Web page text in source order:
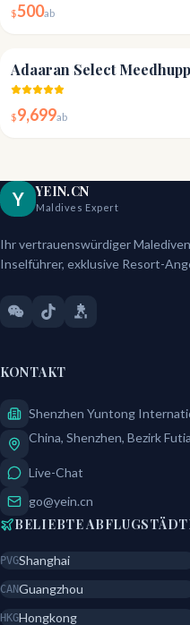
$500ab
Adaaran Select
$9,699ab
Y YEIN.CN
Maldives Expert
Ihr vertrauenswürdiger
Inselführer, exklusive Resort-
KONTAKT
Shenzhen Yuntong
China, Shenzhen, Bezirk
Live-Chat
go@yein.cn
BELIEBTE
PVGShanghai
CANGuangzhou
HKGHongkong